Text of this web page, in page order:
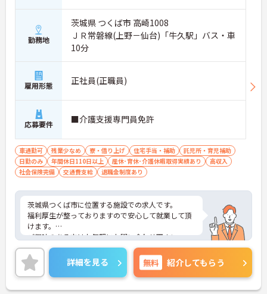
勤務地
茨城県 つくば市 高崎1008
ＪＲ常磐線(上野－仙台)「牛久駅」バス・車
10分
雇用形態 正社員(正職員)
応募要件 ■介護支援専門員免許
車通勤可 残業少なめ 寮・借り上げ 住宅手当・補助
託児所・育児補助
日勤のみ
年間休日110日以上 産休･育休･介護休暇取得実績あり
高収入
社会保険完備
交通費支給 退職金制度あり
茨城県つくば市に位置する施設での求人です。
福利厚生が整っておりますので安心して就業して頂
けます。
ご興味のある方はお気軽にお問い合わせ下さい。
詳細を見る 無料 紹介してもらう